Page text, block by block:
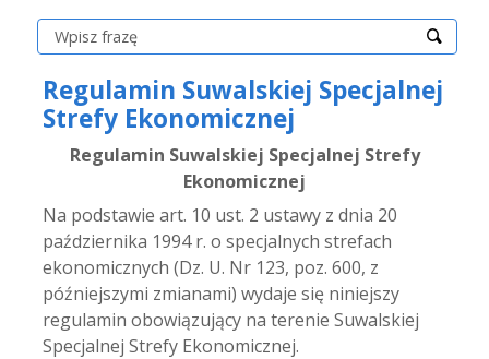
Szukaj:
Regulamin Suwalskiej Specjalnej
Strefy Ekonomicznej
Regulamin Suwalskiej Specjalnej Strefy
Ekonomicznej
Na podstawie art. 10 ust. 2 ustawy z dnia 20
października 1994 r. o specjalnych strefach
ekonomicznych (Dz. U. Nr 123, poz. 600, z
późniejszymi zmianami) wydaje się niniejszy
regulamin obowiązujący na terenie Suwalskiej
Specjalnej Strefy Ekonomicznej.